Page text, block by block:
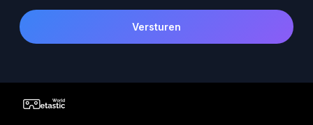
Versturen